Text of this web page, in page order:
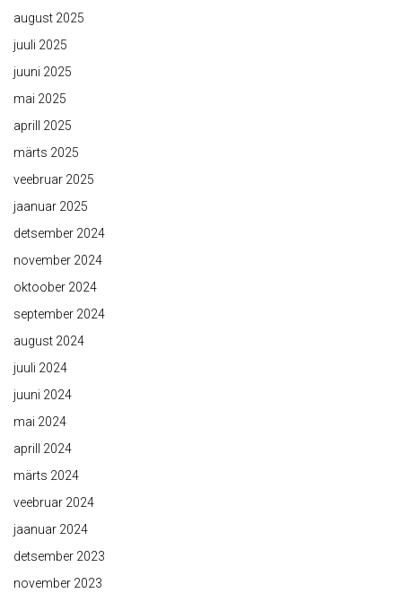
august 2025
juuli 2025
juuni 2025
mai 2025
aprill 2025
märts 2025
veebruar 2025
jaanuar 2025
detsember 2024
november 2024
oktoober 2024
september 2024
august 2024
juuli 2024
juuni 2024
mai 2024
aprill 2024
märts 2024
veebruar 2024
jaanuar 2024
detsember 2023
november 2023